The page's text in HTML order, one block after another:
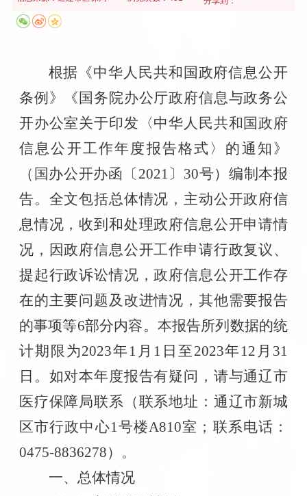
根据《中华人民共和国政府信息公开
条例》《国务院办公厅政府信息与政务公
开办公室关于印发〈中华人民共和国政府
信息公开工作年度报告格式〉的通知》
（国办公开办函〔 2021 〕 30号）编制本报
告。全文包括总体情况，主动公开政府信
息情况，收到和处理政府信息公开申请情
况，因政府信息公开工作申请行政复议、
提起行政诉讼情况，政府信息公开工作存
在的主要问题及改进情况，其他需要报告
的事项等6部分内容。本报告所列数据的统
计期限为2023年 1 月 1 日至2023年 12 月 31
日。如对本年度报告有疑问，请与通辽市
医疗保障局联系（联系地址：通辽市新城
区市行政中心1 号楼A810室；联系电话：
0475-8836278）。
一、总体情况